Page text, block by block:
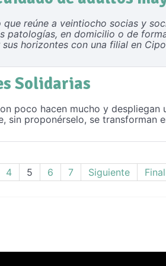
reúne a veintiocho socias y
en domicilio o de
horizontes con una filial en
Solidarias
poco hacen mucho y
sin proponérselo, se transforman
4 5 6 7 Siguiente Final